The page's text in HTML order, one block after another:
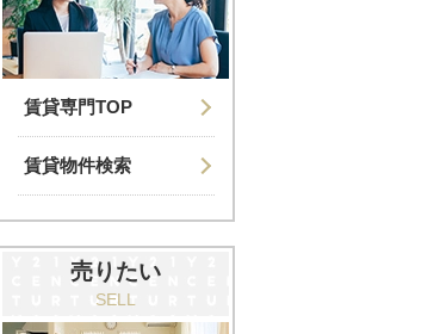
賃貸専門TOP
賃貸物件検索
売りたい
SELL